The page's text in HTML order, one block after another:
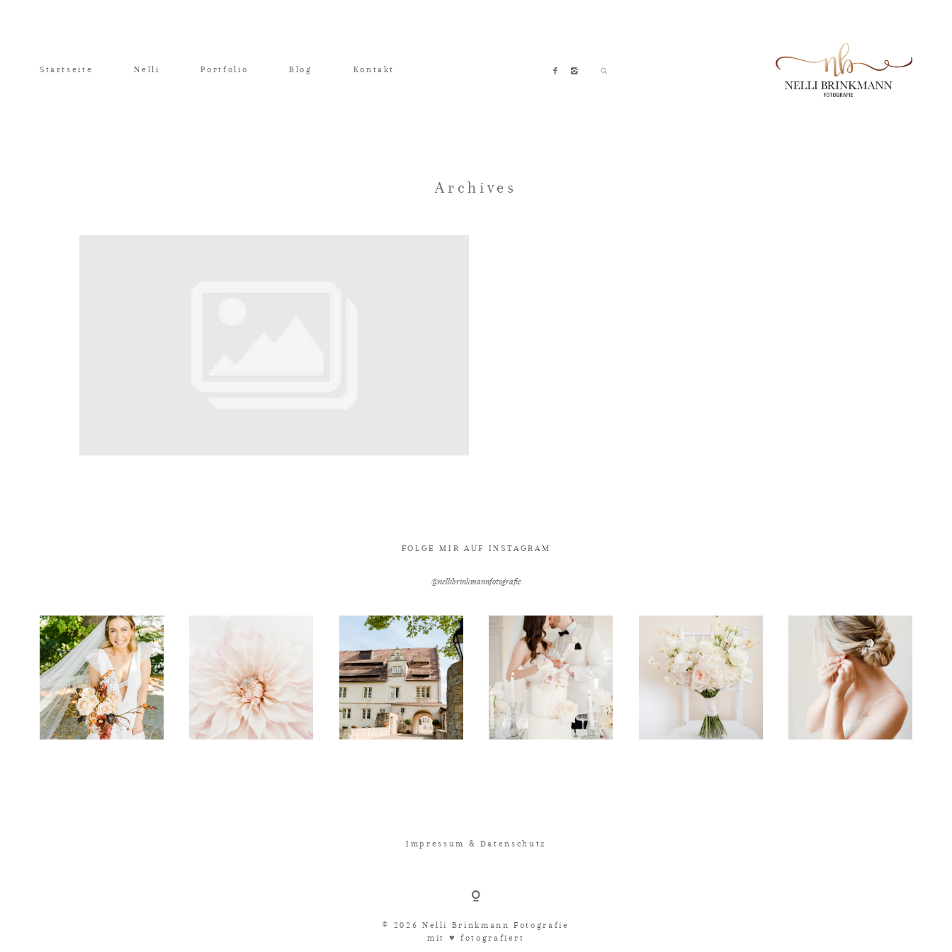
Startseite Nelli Portfolio Blog Kontakt
Archives
FOLGE MIR AUF INSTAGRAM
@nellibrinkmannfotografie
Impressum & Datenschutz
© 2026 Nelli Brinkmann Fotografie
mit ♥︎ fotografiert